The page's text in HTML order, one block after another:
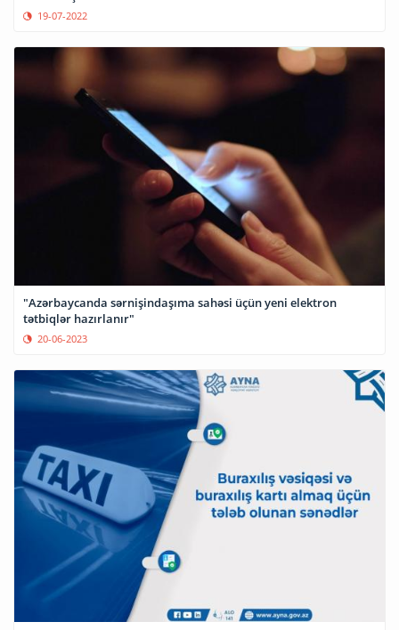
19-07-2022
"Azərbaycanda sərnişindaşıma sahəsi üçün yeni elektron
tətbiqlər hazırlanır"
20-06-2023